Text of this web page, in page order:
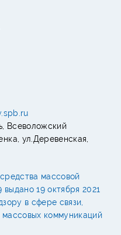
Всеволожский
ул.Деревенская,
массовой
19 октября 2021
в сфере связи,
коммуникаций